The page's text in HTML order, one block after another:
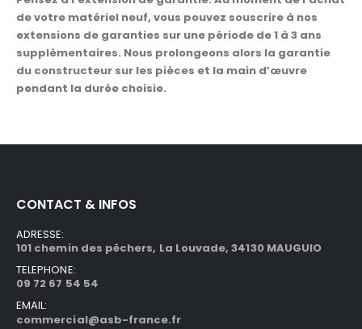
de votre matériel neuf, vous pouvez souscrire à nos
extensions de garanties sur une période de 1 à 3 ans
supplémentaires. Nous prolongeons alors la garantie
du constructeur sur les pièces et la main d’œuvre
pendant la durée choisie.
CONTACT & INFOS
ADRESSE:
101 chemin des pêchers, La Louvade, 34130 MAUGUIO
TELEPHONE:
09 72 67 54 54
EMAIL:
commercial@asb-france.fr